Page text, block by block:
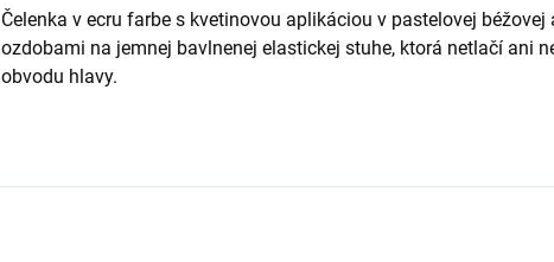
Čelenka v ecru farbe s kvetinovou aplikáciou v pastelovej
ozdobami na jemnej bavlnenej elastickej stuhe, ktorá netlačí ani
obvodu hlavy.